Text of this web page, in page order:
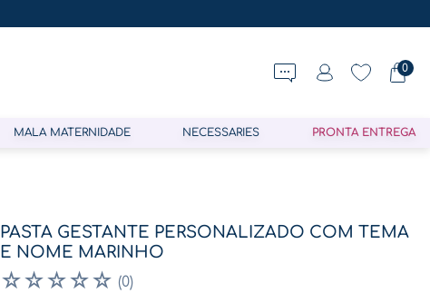
0
MALA MATERNIDADE NECESSARIES PRONTA ENTREGA
PASTA GESTANTE PERSONALIZADO COM TEMA
E NOME MARINHO
☆☆☆☆☆ (0)